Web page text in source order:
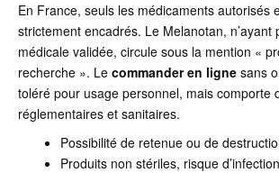
En France, seuls les médicaments autorisés
strictement encadrés. Le Melanotan, n’ayant
médicale validée, circule sous la mention «
recherche ». Le commander en ligne sans
toléré pour usage personnel, mais comporte
réglementaires et sanitaires.
Possibilité de retenue ou de
Produits non stériles, risque